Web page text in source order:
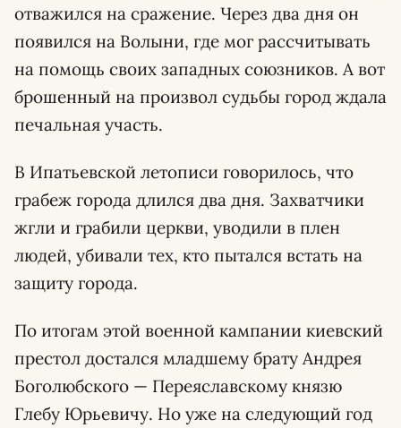
отважился на сражение. Через два дня он
появился на Волыни, где мог рассчитывать
на помощь своих западных союзников. А вот
брошенный на произвол судьбы город ждала
печальная участь.
В Ипатьевской летописи говорилось, что
грабеж города длился два дня. Захватчики
жгли и грабили церкви, уводили в плен
людей, убивали тех, кто пытался встать на
защиту города.
По итогам этой военной кампании киевский
престол достался младшему брату Андрея
Боголюбского — Переяславскому князю
Глебу Юрьевичу. Но уже на следующий год